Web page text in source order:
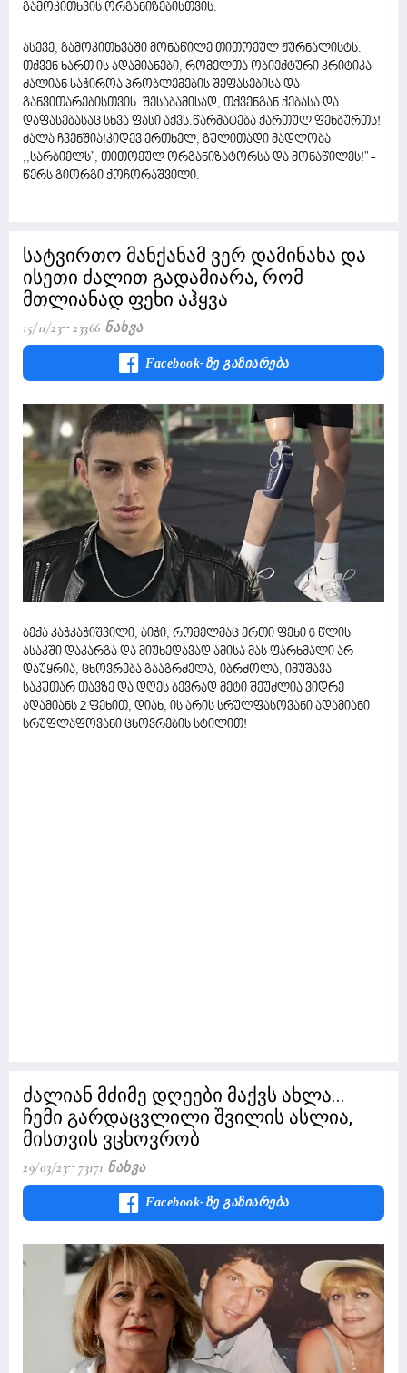
გამოკითხვის ორგანიზებისთვის.
ასევე, გამოკითხვაში მონაწილე თითოეულ ჟურნალისტს.
თქვენ ხართ ის ადამიანები, რომელთა ობიექტური კრიტიკა
ძალიან საჭიროა პრობლემების შეფასებისა და
განვითარებისთვის. შესაბამისად, თქვენგან ქებასა და
დაფასებასაც სხვა ფასი აქვს.წარმატება ქართულ ფეხბურთს!
ძალა ჩვენშია!კიდევ ერთხელ, გულითადი მადლობა
,,სარბიელს'', თითოეულ ორგანიზატორსა და მონაწილეს!" -
წერს გიორგი ქოჩორაშვილი.
სატვირთო მანქანამ ვერ დამინახა და
ისეთი ძალით გადამიარა, რომ
მთლიანად ფეხი აჰყვა
15/11/23 23366 Ნახვა
Facebook-Ზე Გაზიარება
ბექა კაჭკაჭიშვილი, ბიჭი, რომელმაც ერთი ფეხი 6 წლის
ასაკში დაკარგა და მიუხედავად ამისა მას ფარხმალი არ
დაუყრია, ცხოვრება გააგრძელა, იბრძოლა, იმუშავა
საკუთარ თავზე და დღეს ბევრად მეტი შეუძლია ვიდრე
ადამიანს 2 ფეხით, დიახ, ის არის სრულფასოვანი ადამიანი
სრუფლაფოვანი ცხოვრების სტილით!
ძალიან მძიმე დღეები მაქვს ახლა...
ჩემი გარდაცვლილი შვილის ასლია,
მისთვის ვცხოვრობ
29/03/23 73171 Ნახვა
Facebook-Ზე Გაზიარება